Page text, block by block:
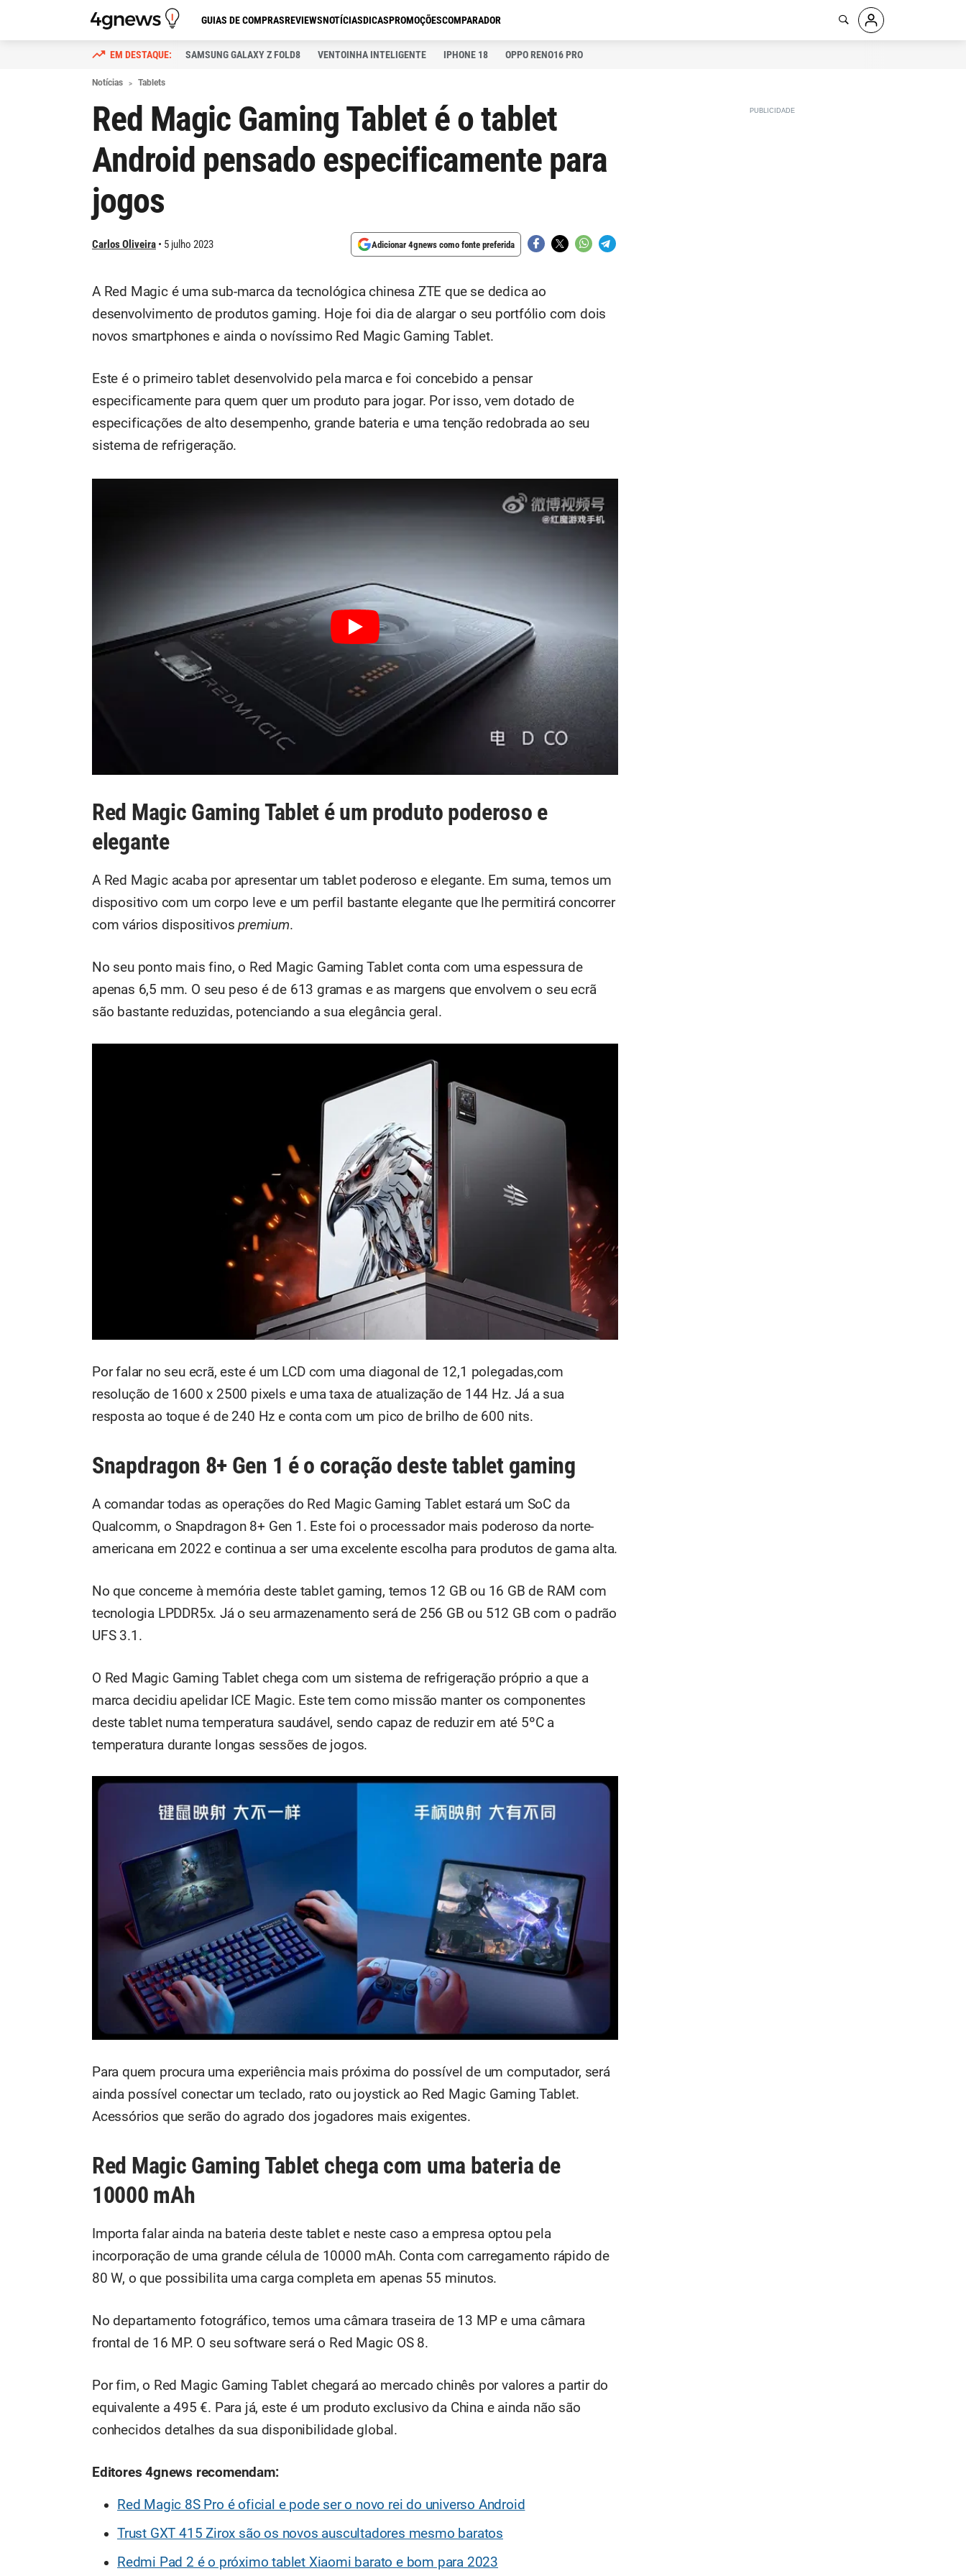
GUIAS DE COMPRASREVIEWSNOTÍCIASDICASPROMOÇÕESCOMPARADOR
SAMSUNG GALAXY Z FOLD8 VENTOINHA INTELIGENTE IPHONE 18 OPPO RENO16 PRO
Notícias Tablets
Red Magic Gaming Tablet é o tablet
Android pensado especificamente para
jogos
Carlos Oliveira 5 julho 2023 Adicionar 4gnews como fonte preferida
A Red Magic é uma sub-marca da tecnológica chinesa ZTE que se dedica ao
desenvolvimento de produtos gaming. Hoje foi dia de alargar o seu portfólio com dois
novos smartphones e ainda o novíssimo Red Magic Gaming Tablet.
Este é o primeiro tablet desenvolvido pela marca e foi concebido a pensar
especificamente para quem quer um produto para jogar. Por isso, vem dotado de
especificações de alto desempenho, grande bateria e uma tenção redobrada ao seu
sistema de refrigeração.
Red Magic Gaming Tablet é um produto poderoso e
elegante
A Red Magic acaba por apresentar um tablet poderoso e elegante. Em suma, temos um
dispositivo com um corpo leve e um perfil bastante elegante que lhe permitirá concorrer
com vários dispositivospremium.
No seu ponto mais fino, o Red Magic Gaming Tablet conta com uma espessura de
apenas 6,5 mm. O seu peso é de 613 gramas e as margens que envolvem o seu ecrã
são bastante reduzidas, potenciando a sua elegância geral.
Por falar no seu ecrã, este é um LCD com uma diagonal de 12,1 polegadas,com
resolução de 1600 x 2500 pixels e uma taxa de atualização de 144 Hz. Já a sua
resposta ao toque é de 240 Hz e conta com um pico de brilho de 600 nits.
Snapdragon 8+ Gen 1 é o coração deste tablet gaming
A comandar todas as operações do Red Magic Gaming Tablet estará um SoC da
Qualcomm, o Snapdragon 8+ Gen 1. Este foi o processador mais poderoso da norte-
americana em 2022 e continua a ser uma excelente escolha para produtos de gama alta.
No que concerne à memória deste tablet gaming, temos 12 GB ou 16 GB de RAM com
tecnologia LPDDR5x. Já o seu armazenamento será de 256 GB ou 512 GB com o padrão
UFS 3.1.
O Red Magic Gaming Tablet chega com um sistema de refrigeração próprio a que a
marca decidiu apelidar ICE Magic. Este tem como missão manter os componentes
deste tablet numa temperatura saudável, sendo capaz de reduzir em até 5ºC a
temperatura durante longas sessões de jogos.
Para quem procura uma experiência mais próxima do possível de um computador, será
ainda possível conectar um teclado, rato ou joystick ao Red Magic Gaming Tablet.
Acessórios que serão do agrado dos jogadores mais exigentes.
Red Magic Gaming Tablet chega com uma bateria de
10000 mAh
Importa falar ainda na bateria deste tablet e neste caso a empresa optou pela
incorporação de uma grande célula de 10000 mAh. Conta com carregamento rápido de
80 W, o que possibilita uma carga completa em apenas 55 minutos.
No departamento fotográfico, temos uma câmara traseira de 13 MP e uma câmara
frontal de 16 MP. O seu software será o Red Magic OS 8.
Por fim, o Red Magic Gaming Tablet chegará ao mercado chinês por valores a partir do
equivalente a 495 €. Para já, este é um produto exclusivo da China e ainda não são
conhecidos detalhes da sua disponibilidade global.
Editores 4gnews recomendam:
Red Magic 8S Pro é oficial e pode ser o novo rei do universo Android
Trust GXT 415 Zirox são os novos auscultadores mesmo baratos
Redmi Pad 2 é o próximo tablet Xiaomi barato e bom para 2023